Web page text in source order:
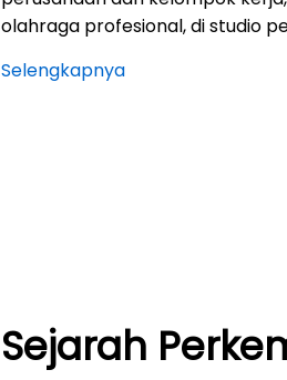
olahraga profesional, di studio
Selengkapnya
Sejarah